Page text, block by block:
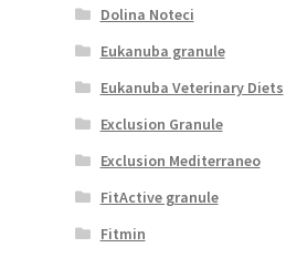
Dolina Noteci
Eukanuba granule
Eukanuba Veterinary Diets
Exclusion Granule
Exclusion Mediterraneo
FitActive granule
Fitmin